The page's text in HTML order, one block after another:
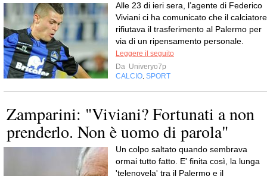
Alle 23 di ieri sera, l’agente di Federico
Viviani ci ha comunicato che il calciatore
rifiutava il trasferimento al Palermo per
via di un ripensamento personale.
Leggere il seguito
Da Univeryo7p
CALCIO SPORT
Zamparini: "Viviani? Fortunati a non
prenderlo. Non è uomo di parola"
Un colpo saltato quando sembrava
ormai tutto fatto. E' finita così, la lunga
'telenovela' tra il Palermo e il